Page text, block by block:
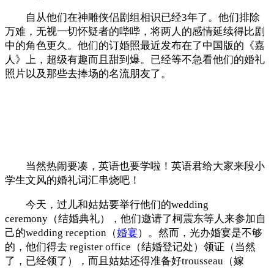
自从他们在神雕侠侣剧组相识已经3年了。他们排除
万难，无视一切怀疑者的哔哔，将两人的感情延续得比剧
中的角色更久。他们的订婚照最近发布在了中国版的《嘉
人》上，超级有趣而且甜到爆。已经等不急看他们的婚礼
照片以及那些去捧场的名流朋友了。
当然热闹要凑，英语也要学啦！英语君给大家来段小
学生文风的婚礼词汇串烧吧！
今天，过儿和姑姑要举行他们的wedding
ceremony（结婚典礼），他们邀请了柯震东等人来参加自
己的wedding reception（婚宴）。然而，光办婚宴是不够
的，他们得去 register office（结婚登记处）领证（当然
了，已经领了），而且姑姑还得准备好trousseau（嫁